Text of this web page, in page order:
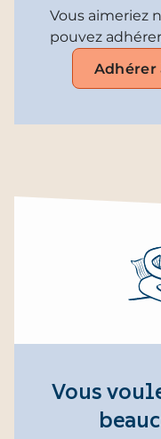
Vous aimeriez
pouvez
Adhérer
Vous